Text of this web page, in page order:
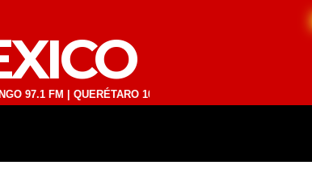
| QUERÉTARO 103.1 FM | SAN JUAN DEL RÍO 93.1